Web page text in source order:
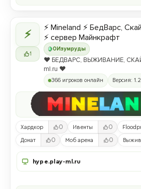
⚡
1
0 Изумруды
⚡ Mineland ⚡ БедВарс,
⚡ сервер Майнкрафт
❤️ БЕДВАРС, ВЫЖИВАНИЕ,
ml.ru ❤️
366 игроков онлайн Версия:
Хардкор 0 Ивенты 0
Донат 0 Моб арена 0
hype.play-ml.ru